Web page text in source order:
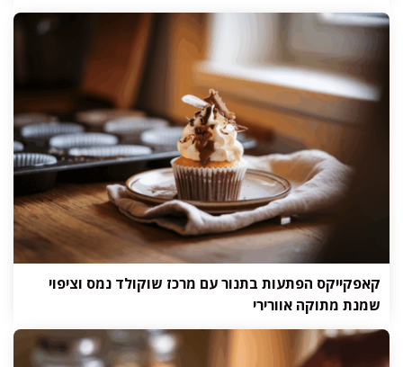
קאפקייקס הפתעות בתנור עם מרכז שוקולד נמס וציפוי
שמנת מתוקה אוורירי